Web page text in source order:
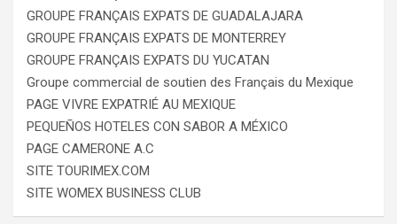
GROUPE FRANÇAIS EXPATS DE GUADALAJARA
GROUPE FRANÇAIS EXPATS DE MONTERREY
GROUPE FRANÇAIS EXPATS DU YUCATAN
Groupe commercial de soutien des Français du Mexique
PAGE VIVRE EXPATRIÉ AU MEXIQUE
PEQUEÑOS HOTELES CON SABOR A MÉXICO
PAGE CAMERONE A.C
SITE TOURIMEX.COM
SITE WOMEX BUSINESS CLUB